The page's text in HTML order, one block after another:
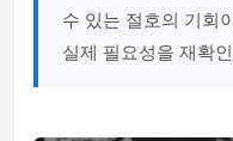
수 있는 절호의 기회
실제 필요성을 재확